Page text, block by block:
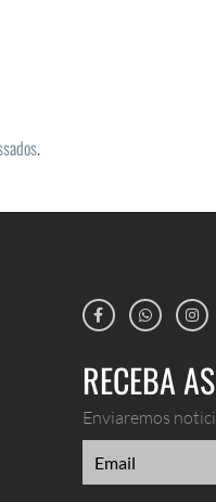
.
RECEBA
Enviaremos